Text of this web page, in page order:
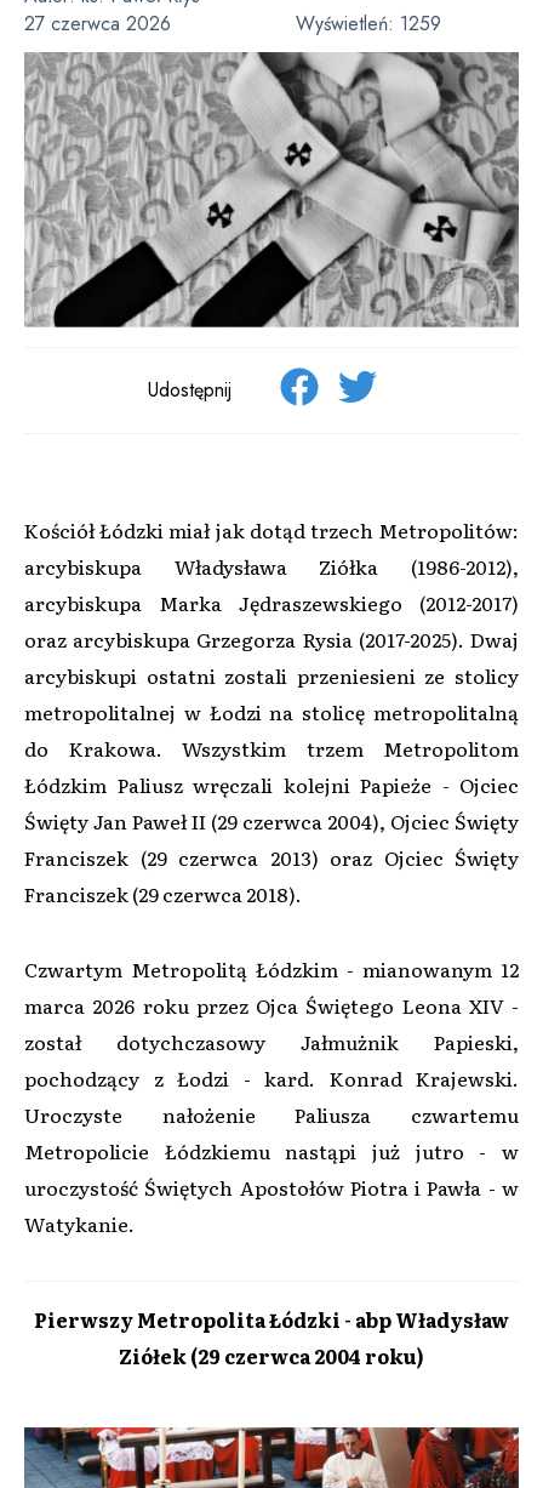
27 czerwca 2026
Wyświetleń: 1259
Udostępnij
Kościół Łódzki miał jak dotąd trzech Metropolitów:
arcybiskupa Władysława Ziółka (1986-2012),
arcybiskupa Marka Jędraszewskiego (2012-2017)
oraz arcybiskupa Grzegorza Rysia (2017-2025). Dwaj
arcybiskupi ostatni zostali przeniesieni ze stolicy
metropolitalnej w Łodzi na stolicę metropolitalną
do Krakowa. Wszystkim trzem Metropolitom
Łódzkim Paliusz wręczali kolejni Papieże - Ojciec
Święty Jan Paweł II (29 czerwca 2004), Ojciec Święty
Franciszek (29 czerwca 2013) oraz Ojciec Święty
Franciszek (29 czerwca 2018).
Czwartym Metropolitą Łódzkim - mianowanym 12
marca 2026 roku przez Ojca Świętego Leona XIV -
został dotychczasowy Jałmużnik Papieski,
pochodzący z Łodzi - kard. Konrad Krajewski.
Uroczyste nałożenie Paliusza czwartemu
Metropolicie Łódzkiemu nastąpi już jutro - w
uroczystość Świętych Apostołów Piotra i Pawła - w
Watykanie.
Pierwszy Metropolita Łódzki - abp Władysław
Ziółek (29 czerwca 2004 roku)